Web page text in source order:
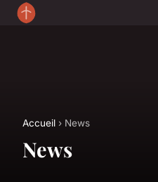
Accueil › News
News